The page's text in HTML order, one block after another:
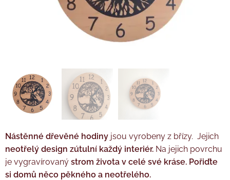
Nástěnné dřevěné hodiny jsou vyrobeny z břízy. Jejich
neotřelý design zútulní každý interiér. Na jejich povrchu
je vygravírovaný strom života v celé své kráse. Pořiďte
si domů něco pěkného a neotřelého.